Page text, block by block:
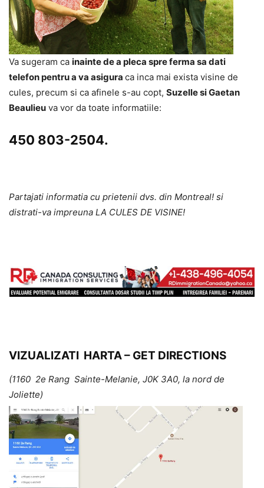
Va sugeram ca inainte de a pleca spre ferma sa dati
telefon pentru a va asigura ca inca mai exista visine de
cules, precum si ca afinele s-au copt, SuzellesiGaetan
Beaulieu va vor da toate informatiile:
450 803-2504.
Partajati informatia cu prietenii dvs. din Montreal! si
distrati-va impreuna LA CULES DE VISINE!
VIZUALIZATI HARTA – GET DIRECTIONS
(1160 2e Rang Sainte-Melanie, J0K 3A0, la nord de
Joliette)